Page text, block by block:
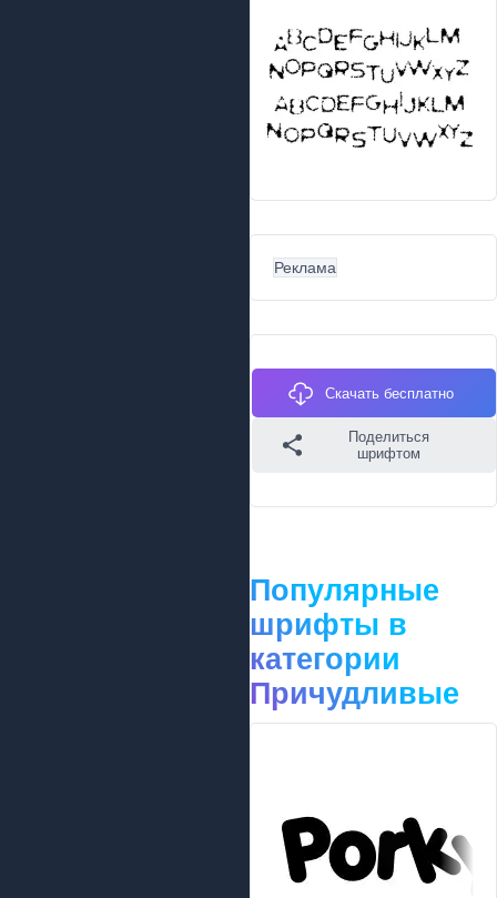
Реклама
Скачать бесплатно
Поделиться
шрифтом
Популярные
шрифты в
категории
Причудливые